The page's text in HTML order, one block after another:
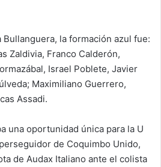
la formación azul fue:
Zaldivia, Franco Calderón,
Israel Poblete, Javier
Maximiliano Guerrero,
Assadi.
una oportunidad única para la U
de Coquimbo Unido,
de Audax Italiano ante el colista